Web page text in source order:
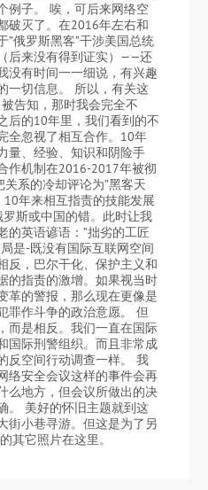
例子。 唉，可后来网络空
破灭了。在2016年左右和
”俄罗斯黑客”干涉美国总统
后来没有得到证实）——还
没有时间一一细说，有兴趣
一切信息。 所以，有关这
告知，那时我会完全不
后的10年里，我们看到的不
全忽视了相互合作。10年
量、经验、知识和阴险手
作机制在2016-2017年被彻
系的冷却评论为”黑客天
年来相互指责的技能发展
斯或中国的错。此时让我
的英语谚语：”拙劣的工匠
是-既没有国际互联网空间
反，巴尔干化、保护主义和
的指责的激增。如果视当时
革的警报，那么现在更像是
罪作斗争的政治意愿。 但
而是相反。我们一直在国际
国际刑警组织。而且非常成
反空间行动调查一样。 我
络安全会议这样的事件会再
么地方，但会议所做出的决
。 美好的怀旧主题就到这
街小巷寻游。但这是为了另
其它照片在这里。